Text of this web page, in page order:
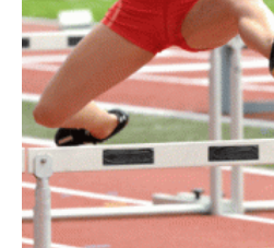
Conseil
d’État
rejette
le
recours
de
l’athlète
Ophélie